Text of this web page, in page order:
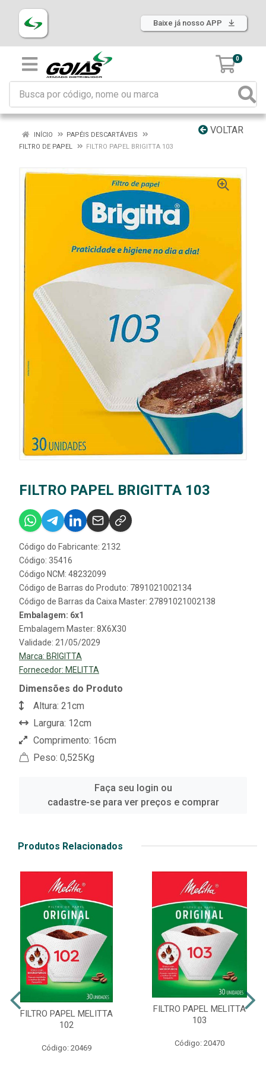
Baixe já nosso APP
0
VOLTAR
INÍCIO
PAPÉIS DESCARTÁVEIS
FILTRO DE PAPEL
FILTRO PAPEL BRIGITTA 103
FILTRO PAPEL BRIGITTA 103
Código do Fabricante: 2132
Código: 35416
Código NCM: 48232099
Código de Barras do Produto: 7891021002134
Código de Barras da Caixa Master: 27891021002138
Embalagem: 6x1
Embalagem Master: 8X6X30
Validade: 21/05/2029
Marca: BRIGITTA
Fornecedor: MELITTA
Dimensões do Produto
Altura: 21cm
Largura: 12cm
Comprimento: 16cm
Peso: 0,525Kg
Faça seu login ou
cadastre-se para ver preços e comprar
Produtos Relacionados
FILTRO PAPEL MELITTA
102
Código: 20469
FILTRO PAPEL MELITTA
103
Código: 20470